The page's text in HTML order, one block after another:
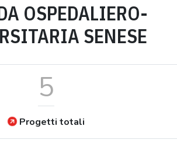
OSPEDALIERO-
SENESE
5
Progetti totali